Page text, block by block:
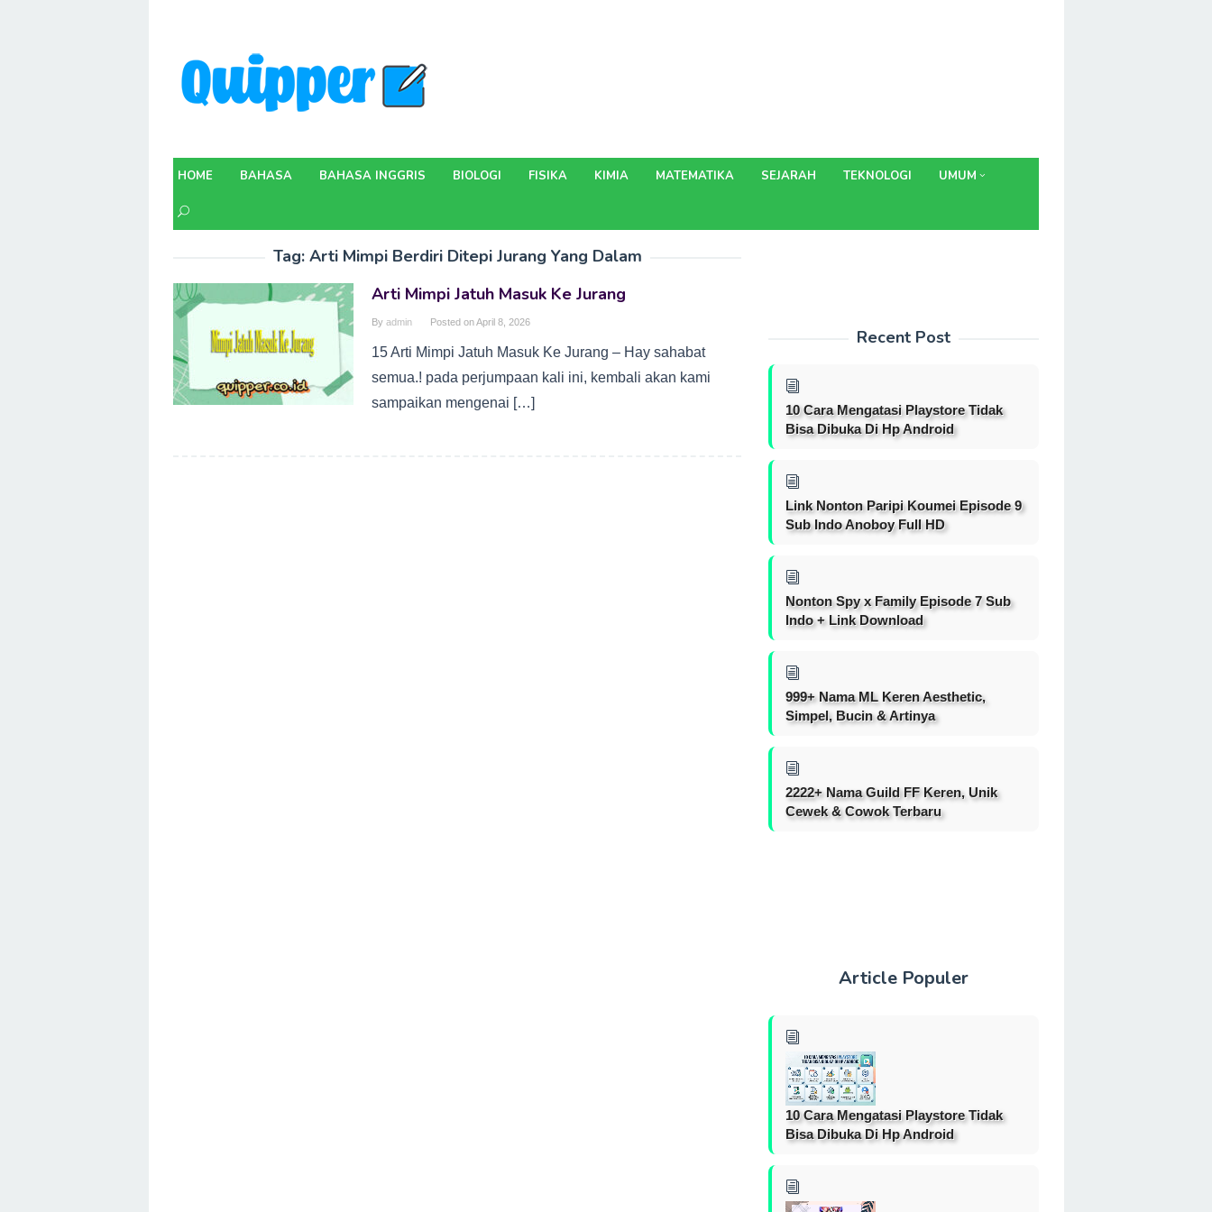
content
HOME BAHASA BAHASA INGGRIS BIOLOGI FISIKA KIMIA MATEMATIKA SEJARAH TEKNOLOGI UMUM
Tag: Arti Mimpi Berdiri Ditepi Jurang Yang Dalam
Arti Mimpi Jatuh Masuk Ke Jurang
By admin Posted onApril 8, 2026
15 Arti Mimpi Jatuh Masuk Ke Jurang – Hay sahabat
semua.! pada perjumpaan kali ini, kembali akan kami
sampaikan mengenai […]
Recent Post
10 Cara Mengatasi Playstore Tidak
Bisa Dibuka Di Hp Android
Link Nonton Paripi Koumei Episode 9
Sub Indo Anoboy Full HD
Nonton Spy x Family Episode 7 Sub
Indo + Link Download
999+ Nama ML Keren Aesthetic,
Simpel, Bucin & Artinya
2222+ Nama Guild FF Keren, Unik
Cewek & Cowok Terbaru
Article Populer
10 Cara Mengatasi Playstore Tidak
Bisa Dibuka Di Hp Android